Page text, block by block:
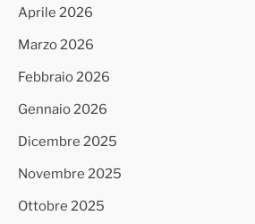
Aprile 2026
Marzo 2026
Febbraio 2026
Gennaio 2026
Dicembre 2025
Novembre 2025
Ottobre 2025